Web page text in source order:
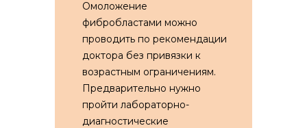
Омоложение
фибробластами можно
проводить по рекомендации
доктора без привязки к
возрастным ограничениям.
Предварительно нужно
пройти лабораторно-
диагностические